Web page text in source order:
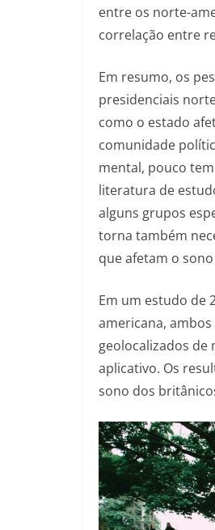
entre os norte-
correlação entre
Em resumo, os
presidenciais
como o estado
comunidade
mental, pouco
literatura de
alguns grupos
torna também
que afetam o
Em um estudo de
americana,
geolocalizados de
aplicativo. Os
sono dos